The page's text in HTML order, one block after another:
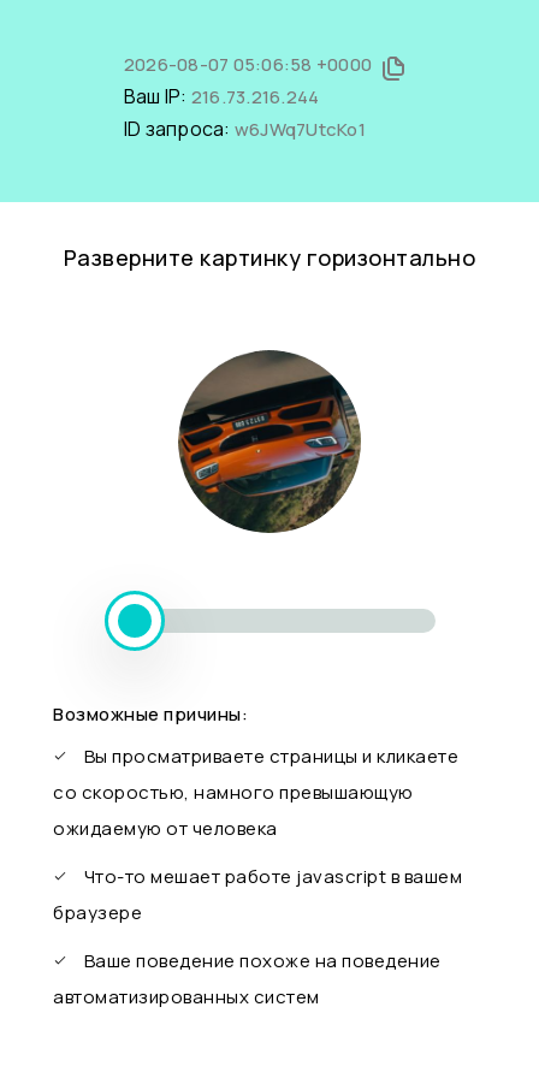
2026-08-07 05:06:58 +0000
Ваш IP: 216.73.216.244
ID запроса: w6JWq7UtcKo1
Разверните картинку горизонтально
Возможные причины:
Вы просматриваете страницы и кликаете
со скоростью, намного превышающую
ожидаемую от человека
Что-то мешает работе javascript в вашем
браузере
Ваше поведение похоже на поведение
автоматизированных систем